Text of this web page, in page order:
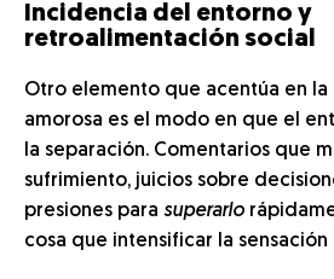
Incidencia del entorno y
retroalimentación social
Otro elemento que acentúa en la
amorosa es el modo en que el
la separación. Comentarios que
sufrimiento, juicios sobre
presiones para superarlo
cosa que intensificar la